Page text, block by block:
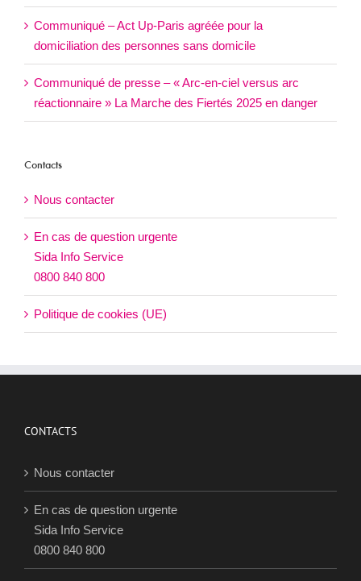
Communiqué – Act Up-Paris agréée pour la
domiciliation des personnes sans domicile
Communiqué de presse – « Arc-en-ciel versus arc
réactionnaire » La Marche des Fiertés 2025 en danger
Contacts
Nous contacter
En cas de question urgente
Sida Info Service
0800 840 800
Politique de cookies (UE)
CONTACTS
Nous contacter
En cas de question urgente
Sida Info Service
0800 840 800